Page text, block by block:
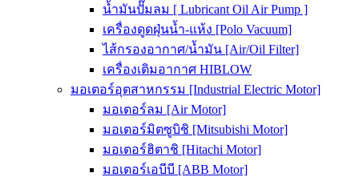
น้ำมันปั๊มลม [ Lubricant Oil Air Pump ]
เครื่องดูดฝุ่นน้ำ-แห้ง [Polo Vacuum]
ไส้กรองอากาศ/น้ำมัน [Air/Oil Filter]
เครื่องเติมอากาศ HIBLOW
มอเตอร์อุตสาหกรรม [Industrial Electric Motor]
มอเตอร์ลม [Air Motor]
มอเตอร์มิตซูบิชิ [Mitsubishi Motor]
มอเตอร์ฮิตาชิ [Hitachi Motor]
มอเตอร์เอบีบี [ABB Motor]